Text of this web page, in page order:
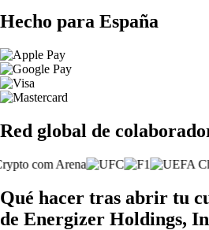
Hecho para España
Red global de
Qué hacer tras abrir tu
de Energizer Holdings,